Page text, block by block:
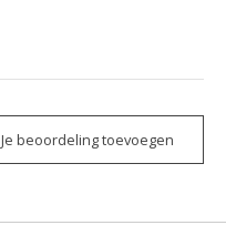
Je beoordeling toevoegen